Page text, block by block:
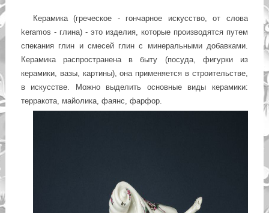
Керамика (греческое - гончарное искусство, от слова
keramos - глина) - это изделия, которые производятся путем
спекания глин и смесей глин с минеральными добавками.
Керамика распространена в быту (посуда, фигурки из
керамики, вазы, картины), она применяется в строительстве,
в искусстве. Можно выделить основные виды керамики:
терракота, майолика, фаянс, фарфор.